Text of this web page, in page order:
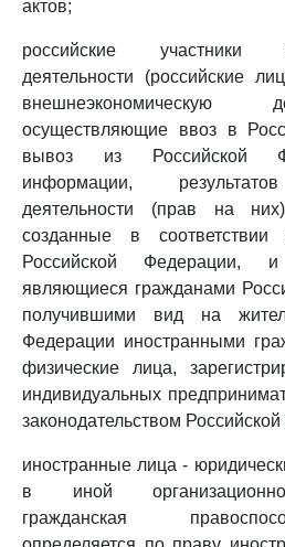
актов;
российские участники
деятельности (российские
внешнеэкономическую
осуществляющие ввоз в
вывоз из Российской
информации,
деятельности (прав на
созданные в соответствии
Российской Федерации,
являющиеся гражданами
получившими вид на
Федерации иностранными
физические лица,
индивидуальных
законодательством
иностранные лица -
в иной
гражданская